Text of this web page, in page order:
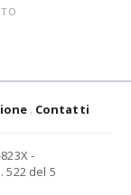
Contatti
-
522 del 5